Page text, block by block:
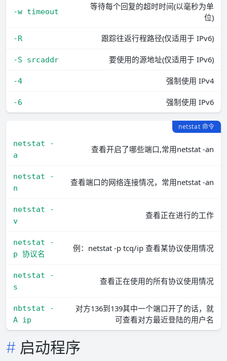
-w timeout
等待每个回复的超时时间(以毫秒为单
位)
-R 跟踪往返行程路径(仅适用于 IPv6)
-S srcaddr 要使用的源地址(仅适用于 IPv6)
-4 强制使用 IPv4
-6 强制使用 IPv6
netstat 命令
netstat -
a
查看开启了哪些端口,常用netstat -an
netstat -
n
查看端口的网络连接情况，常用netstat -an
netstat -
v
查看正在进行的工作
netstat -
p 协议名
例：netstat -p tcq/ip 查看某协议使用情况
netstat -
s
查看正在使用的所有协议使用情况
nbtstat -
A ip
对方136到139其中一个端口开了的话，就
可查看对方最近登陆的用户名
启动程序